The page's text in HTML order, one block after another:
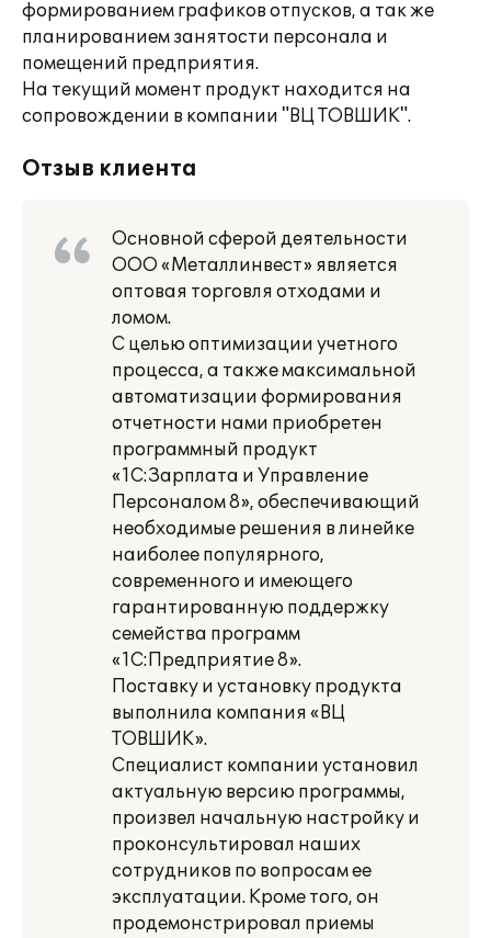
формированием графиков отпусков, а так же
планированием занятости персонала и
помещений предприятия.
На текущий момент продукт находится на
сопровождении в компании "ВЦ ТОВШИК".
Отзыв клиента
Основной сферой деятельности
ООО «Металлинвест» является
оптовая торговля отходами и
ломом.
С целью оптимизации учетного
процесса, а также максимальной
автоматизации формирования
отчетности нами приобретен
программный продукт
«1С:Зарплата и Управление
Персоналом 8», обеспечивающий
необходимые решения в линейке
наиболее популярного,
современного и имеющего
гарантированную поддержку
семейства программ
«1С:Предприятие 8».
Поставку и установку продукта
выполнила компания «ВЦ
ТОВШИК».
Специалист компании установил
актуальную версию программы,
произвел начальную настройку и
проконсультировал наших
сотрудников по вопросам ее
эксплуатации. Кроме того, он
продемонстрировал приемы